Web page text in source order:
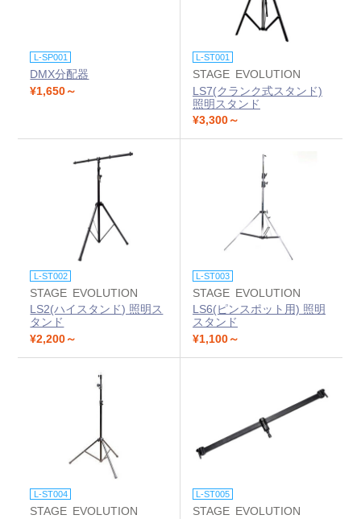
L-SP001
DMX分配器
¥1,650～
L-ST001
STAGE EVOLUTION
LS7(クランク式スタンド)
照明スタンド
¥3,300～
L-ST002
STAGE EVOLUTION
LS2(ハイスタンド) 照明ス
タンド
¥2,200～
L-ST003
STAGE EVOLUTION
LS6(ピンスポット用) 照明
スタンド
¥1,100～
L-ST004
STAGE EVOLUTION
L-ST005
STAGE EVOLUTION